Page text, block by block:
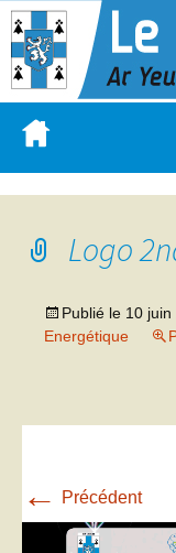
Logo
Publié le 10 juin
Energétique
← Précédent